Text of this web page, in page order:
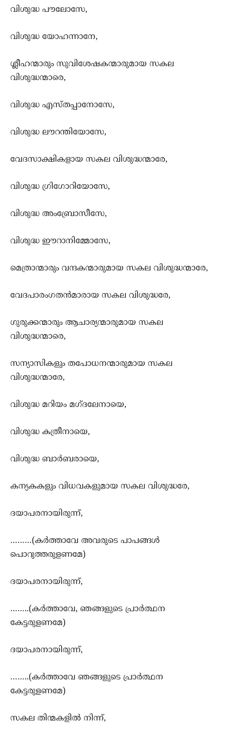
വിശുദ്ധ പൗലോസേ,
വിശുദ്ധ യോഹന്നാനേ,
ശ്ലീഹന്മാരും സുവിശേഷകന്മാരുമായ സകല
വിശുദ്ധന്മാരെ,
വിശുദ്ധ എസ്തപ്പാനോസേ,
വിശുദ്ധ ലൗറന്തിയോസേ,
വേദസാക്ഷികളായ സകല വിശുദ്ധന്മാരേ,
വിശുദ്ധ ഗ്രിഗോറിയോസേ,
വിശുദ്ധ അംബ്രോസീസേ,
വിശുദ്ധ ഈറാനിമ്മോസേ,
മെത്രാന്മാരും വന്ദകന്മാരുമായ സകല‍ വിശുദ്ധന്മാരേ,
വേദപാരംഗതന്‍മാരായ സകല വിശുദ്ധരേ,
ഗുരുക്കന്മാരും ആചാര്യന്മാരുമായ സകല
വിശുദ്ധന്മാരെ,
സന്യാസികളും തപോധനന്മാരുമായ സകല
വിശുദ്ധന്മാരേ,
വിശുദ്ധ മറിയം മഗ്ദലേനായെ,
വിശുദ്ധ കത്രീനായെ,
വിശുദ്ധ ബാര്‍ബരായെ,
കന്യകകളും വിധവകളുമായ സകല വിശുദ്ധരേ,
ദയാപരനായിരുന്ന്,
………(കര്‍ത്താവേ അവരുടെ പാപങ്ങള്‍
പൊറുത്തരുളണമേ)
ദയാപരനായിരുന്ന്,
……..(കര്‍ത്താവേ, ഞങ്ങളുടെ പ്രാര്‍ത്ഥന
കേട്ടരുളണമേ)
ദയാപരനായിരുന്ന്,
……..(കര്‍ത്താവേ ഞങ്ങളുടെ പ്രാര്‍ത്ഥന
കേട്ടരുളണമേ)
സകല തിന്മകളില്‍ നിന്ന്‍,